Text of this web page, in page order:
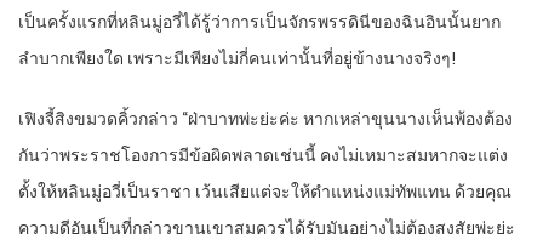
เป็นครั้งแรกที่หลินมู่อวี่ได้รู้ว่าการเป็นจักรพรรดินีของฉินอินนั้นยาก
ลำบากเพียงใด เพราะมีเพียงไม่กี่คนเท่านั้นที่อยู่ข้างนางจริงๆ!
เฟิงจี้สิงขมวดคิ้วกล่าว “ฝ่าบาทพ่ะย่ะค่ะ หากเหล่าขุนนางเห็นพ้องต้อง
กันว่าพระราชโองการมีข้อผิดพลาดเช่นนี้ คงไม่เหมาะสมหากจะแต่ง
ตั้งให้หลินมู่อวี่เป็นราชา เว้นเสียแต่จะให้ตำแหน่งแม่ทัพแทน ด้วยคุณ
ความดีอันเป็นที่กล่าวขานเขาสมควรได้รับมันอย่างไม่ต้องสงสัยพ่ะย่ะ